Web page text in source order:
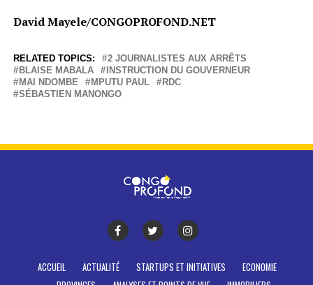
David Mayele/CONGOPROFOND.NET
RELATED TOPICS:
2 JOURNALISTES AUX ARRÊTS
BLAISE MABALA
INSTRUCTION DU GOUVERNEUR
MAI NDOMBE
MPUTU PAUL
RDC
SÉBASTIEN MANONGO
ACCUEIL ACTUALITÉ STARTUPS ET INITIATIVES
ECONOMIE